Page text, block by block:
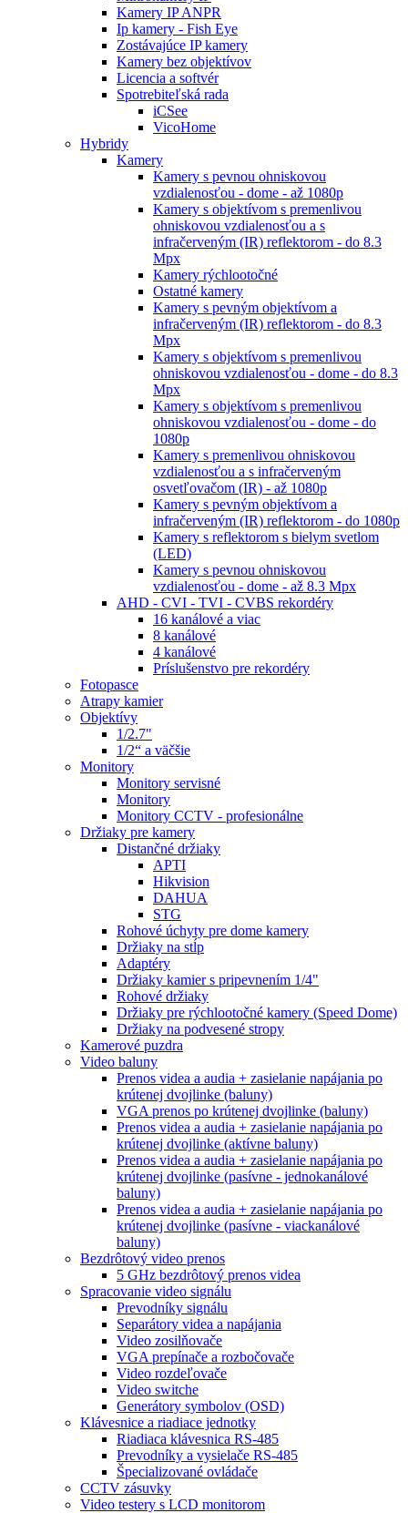
Kamery IP ANPR
Ip kamery - Fish Eye
Zostávajúce IP kamery
Kamery bez objektívov
Licencia a softvér
Spotrebiteľská rada
iCSee
VicoHome
Hybridy
Kamery
Kamery s pevnou ohniskovou
vzdialenosťou - dome - až 1080p
Kamery s objektívom s premenlivou
ohniskovou vzdialenosťou a s
infračerveným (IR) reflektorom - do 8.3
Mpx
Kamery rýchlootočné
Ostatné kamery
Kamery s pevným objektívom a
infračerveným (IR) reflektorom - do 8.3
Mpx
Kamery s objektívom s premenlivou
ohniskovou vzdialenosťou - dome - do 8.3
Mpx
Kamery s objektívom s premenlivou
ohniskovou vzdialenosťou - dome - do
1080p
Kamery s premenlivou ohniskovou
vzdialenosťou a s infračerveným
osvetľovačom (IR) - až 1080p
Kamery s pevným objektívom a
infračerveným (IR) reflektorom - do 1080p
Kamery s reflektorom s bielym svetlom
(LED)
Kamery s pevnou ohniskovou
vzdialenosťou - dome - až 8.3 Mpx
AHD - CVI - TVI - CVBS rekordéry
16 kanálové a viac
8 kanálové
4 kanálové
Príslušenstvo pre rekordéry
Fotopasce
Atrapy kamier
Objektívy
1/2.7"
1/2“ a väčšie
Monitory
Monitory servisné
Monitory
Monitory CCTV - profesionálne
Držiaky pre kamery
Distančné držiaky
APTI
Hikvision
DAHUA
STG
Rohové úchyty pre dome kamery
Držiaky na stĺp
Adaptéry
Držiaky kamier s pripevnením 1/4"
Rohové držiaky
Držiaky pre rýchlootočné kamery (Speed Dome)
Držiaky na podvesené stropy
Kamerové puzdra
Video baluny
Prenos videa a audia + zasielanie napájania po
krútenej dvojlinke (baluny)
VGA prenos po krútenej dvojlinke (baluny)
Prenos videa a audia + zasielanie napájania po
krútenej dvojlinke (aktívne baluny)
Prenos videa a audia + zasielanie napájania po
krútenej dvojlinke (pasívne - jednokanálové
baluny)
Prenos videa a audia + zasielanie napájania po
krútenej dvojlinke (pasívne - viackanálové
baluny)
Bezdrôtový video prenos
5 GHz bezdrôtový prenos videa
Spracovanie video signálu
Prevodníky signálu
Separátory videa a napájania
Video zosilňovače
VGA prepínače a rozbočovače
Video rozdeľovače
Video switche
Generátory symbolov (OSD)
Klávesnice a riadiace jednotky
Riadiaca klávesnica RS-485
Prevodníky a vysielače RS-485
Špecializované ovládače
CCTV zásuvky
Video testery s LCD monitorom